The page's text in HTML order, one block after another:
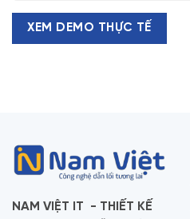
XEM DEMO THỰC TẾ
NAM VIỆT IT - THIẾT KẾ